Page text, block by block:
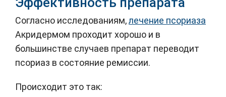
Согласно исследованиям,лечение псориаза
Акридермом проходит хорошо и в
большинстве случаев препарат переводит
псориаз в состояние ремиссии.
Происходит это так: